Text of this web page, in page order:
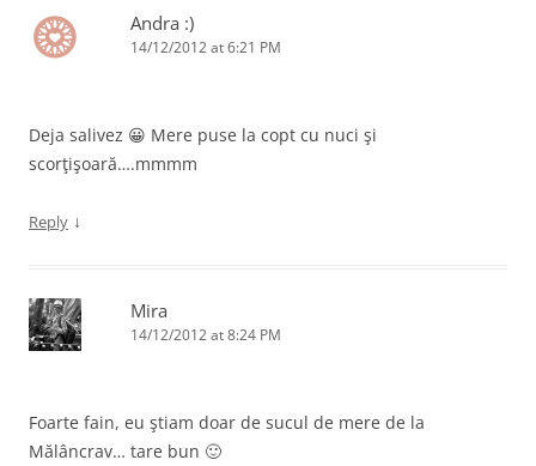
Andra :)
14/12/2012 at 6:21 PM
Deja salivez 😀 Mere puse la copt cu nuci şi
scorţişoară….mmmm
Reply ↓
Mira
14/12/2012 at 8:24 PM
Foarte fain, eu ştiam doar de sucul de mere de la
Mălâncrav… tare bun 🙂